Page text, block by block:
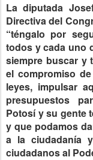
La diputada
Directiva del
“téngalo por
todos y cada uno
siempre buscar y
el compromiso
leyes, impulsar
presupuestos
Potosí y su gente
y que podamos
a la ciudadanía
ciudadanos al